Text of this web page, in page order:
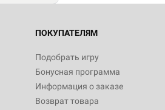
ПОКУПАТЕЛЯМ
Подобрать игру
Бонусная программа
Информация о заказе
Возврат товара